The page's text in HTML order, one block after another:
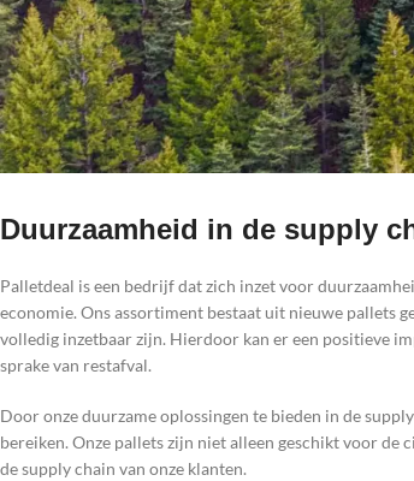
Duurzaamheid in de supply
Palletdeal is een bedrijf dat zich inzet voor
economie. Ons assortiment bestaat uit nieuwe pallets
volledig inzetbaar zijn. Hierdoor kan er een positieve
sprake van restafval.
Door onze duurzame oplossingen te bieden in de
bereiken. Onze pallets zijn niet alleen geschikt voor
de supply chain van onze klanten.